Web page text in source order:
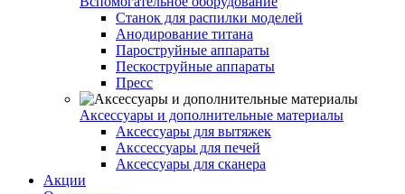
Станок для распилки моделей
Анодирование титана
Пароструйные аппараты
Пескоструйные аппараты
Пресс
Аксессуары и дополнительные материалы
Аксессуары для вытяжек
Акссессуары для печей
Аксессуары для сканера
Акции